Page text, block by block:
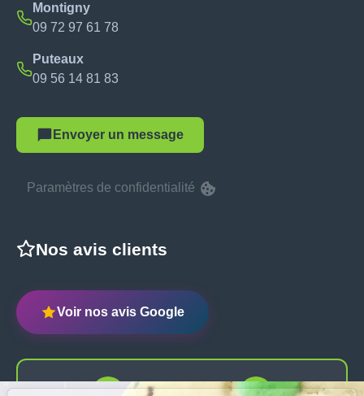
Montigny
09 72 97 61 78
Puteaux
09 56 14 81 83
Envoyer un message
Paramètres de confidentialité
Nos avis clients
Voir nos avis Google